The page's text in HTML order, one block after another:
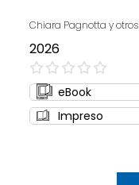
Chiara Pagnotta y otros
2026
0%
eBook
Impreso